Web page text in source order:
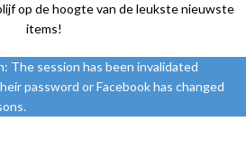
op de hoogte van de leukste nieuwste
items!
The session has been invalidated
password or Facebook has changed